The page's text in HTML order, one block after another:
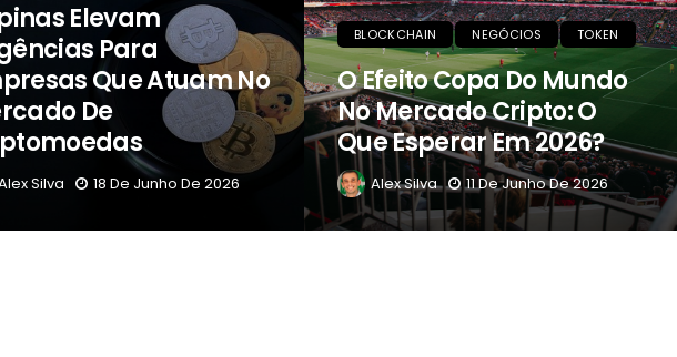
Elevam
Para
Que Atuam No
De
Silva 18 De Junho De 2026
BLOCKCHAIN NEGÓCIOS TOKEN
O Efeito Copa Do Mundo
No Mercado Cripto: O
Que Esperar Em 2026?
Alex Silva 11 De Junho De 2026